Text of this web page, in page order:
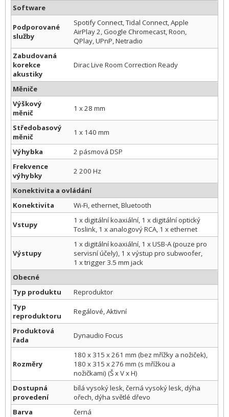
Software
Podporované
služby
Spotify Connect, Tidal Connect, Apple
AirPlay 2, Google Chromecast, Roon,
QPlay, UPnP, Netradio
Zabudovaná
korekce
akustiky
Dirac Live Room Correction Ready
Měniče
Výškový
měnič
1 x 28 mm
Středobasový
měnič
1 x 140 mm
Výhybka
2 pásmová DSP
Frekvence
výhybky
2 200 Hz
Konektivita a ovládání
Konektivita
Wi-Fi, ethernet, Bluetooth
Vstupy
1 x digitální koaxiální, 1 x digitální optický
Toslink, 1 x analogový RCA, 1 x ethernet
Výstupy
1 x digitální koaxiální, 1 x USB-A (pouze pro
servisní účely), 1 x výstup pro subwoofer,
1 x trigger 3.5 mm jack
Obecné
Typ produktu
Reproduktor
Typ
reproduktoru
Regálové, Aktivní
Produktová
řada
Dynaudio Focus
Rozměry
180 x 315 x 261 mm (bez mřížky a nožiček),
180 x 315 x 276 mm (s mřížkou a
nožičkami) (Š x V x H)
Dostupná
provedení
bílá vysoký lesk, černá vysoký lesk, dýha
ořech, dýha světlé dřevo
Barva
černá